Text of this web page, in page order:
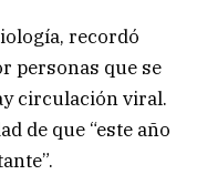
recordó
personas que se
circulación viral.
de que “este año